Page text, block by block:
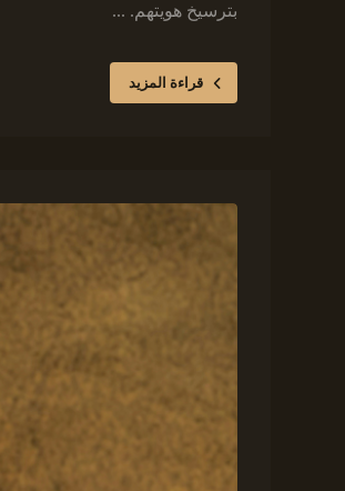
بترسيخ هويتهم. ...
قراءة المزيد